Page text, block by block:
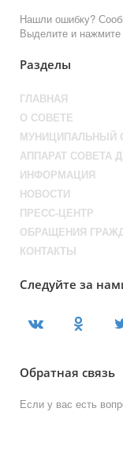
Нашли ошибку?
Выделите и
Разделы
ГЛАВНАЯ
О СОВЕТЕ
МУНИЦИПАЛЬНЫЙ
АППАРАТ СОВЕТА
ИНФОРМАЦИЯ
НОВОСТИ
ПРЕСС-ЦЕНТР
ОБРАЩЕНИЯ
КОНТАКТЫ
Следуйте за
Обратная связь
Если у вас есть